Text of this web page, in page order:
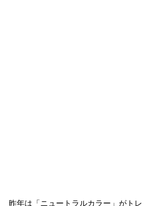
昨年は「ニュートラルカラー」がトレ